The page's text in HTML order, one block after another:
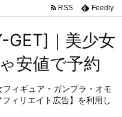
GET]｜美少女
安値で予約
ィギュア・ガンプラ・オモ
ィリエイト広告】を利用し
RSS Feedly